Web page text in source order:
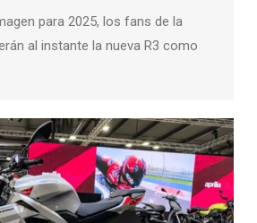
para 2025, los fans de la
al instante la nueva R3 como